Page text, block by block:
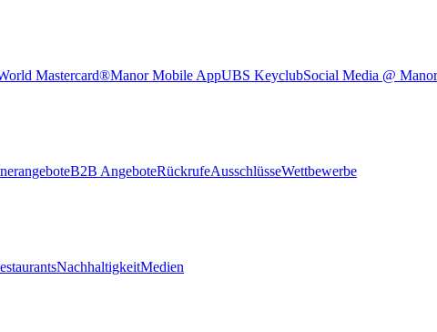
Mastercard®Manor Mobile AppUBS KeyclubSocial Media @ Manor
B2B AngeboteRückrufeAusschlüsseWettbewerbe
NachhaltigkeitMedien